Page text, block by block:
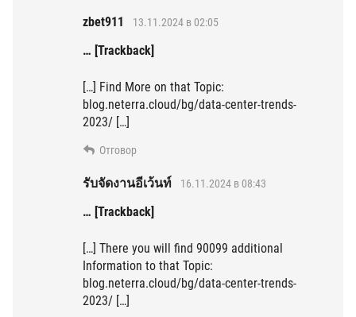
zbet911 13.11.2024 в 02:05
… [Trackback]
[…] Find More on that Topic:
blog.neterra.cloud/bg/data-center-trends-
2023/ […]
Отговор
รับจัดงานอีเว้นท์ 16.11.2024 в 08:43
… [Trackback]
[…] There you will find 90099 additional
Information to that Topic:
blog.neterra.cloud/bg/data-center-trends-
2023/ […]